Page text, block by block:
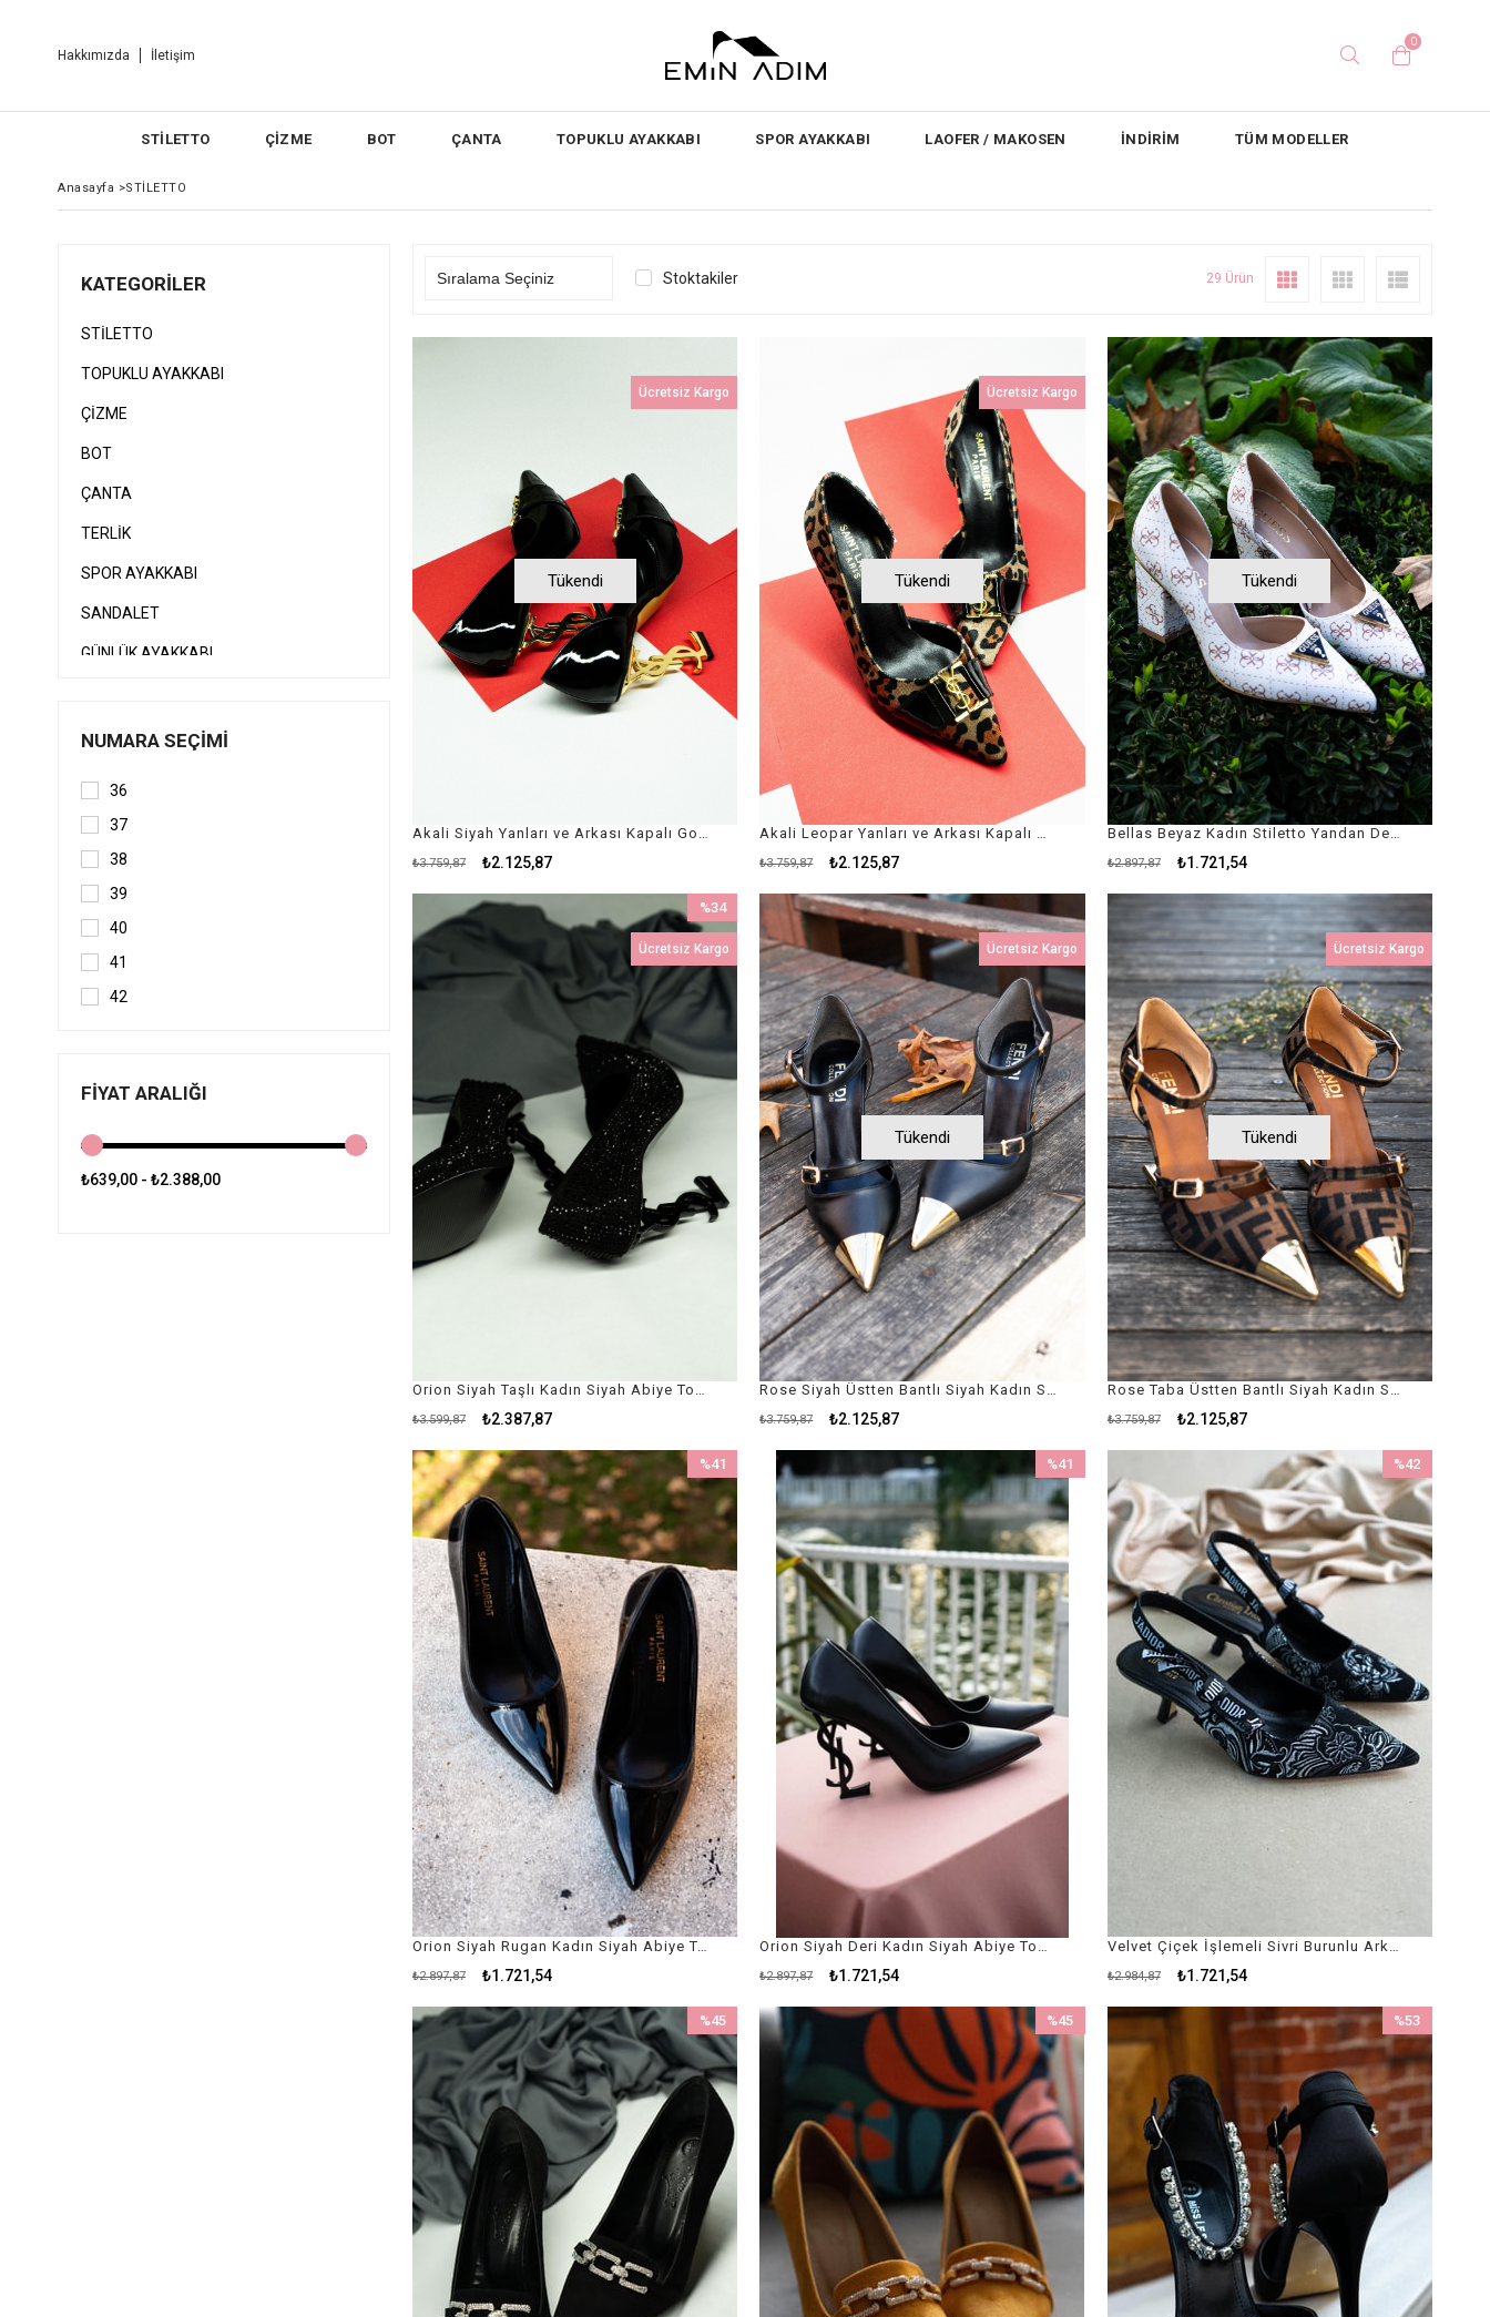
Hakkımızda İletişim
0
STİLETTO ÇİZME BOT ÇANTA TOPUKLU AYAKKABI SPOR AYAKKABI LAOFER / MAKOSEN İNDİRİM TÜM MODELLER
Anasayfa >STİLETTO
KATEGORILER
STİLETTO
TOPUKLU AYAKKABI
ÇİZME
BOT
ÇANTA
TERLİK
SPOR AYAKKABI
SANDALET
GÜNLÜK AYAKKABI
İNDİRİM
TÜM MODELLER
MÜŞTERİ DEĞERLENDİRMELERİ
NUMARA SEÇIMI
36
37
38
39
40
41
42
FIYAT ARALIĞI
₺639,00 - ₺2.388,00
Stoktakiler 29 Ürün
Tükendi
₺2.125,87
₺3.759,87
Ücretsiz Kargo
Tükendi
₺2.125,87
₺3.759,87
Ücretsiz Kargo
Tükendi
₺1.721,54
₺2.897,87
₺2.387,87
₺3.599,87
%34
İndirim
%34İndirim
Ücretsiz Kargo
Tükendi
₺2.125,87
₺3.759,87
Ücretsiz Kargo
Tükendi
₺2.125,87
₺3.759,87
Ücretsiz Kargo
₺1.721,54
₺2.897,87
%41
İndirim
%41İndirim
₺1.721,54
₺2.897,87
%41
İndirim
%41İndirim
₺1.721,54
₺2.984,87
%42
İndirim
%42İndirim
%45
İndirim
%45İndirim
%45
İndirim
%45İndirim
%53
İndirim
%53İndirim